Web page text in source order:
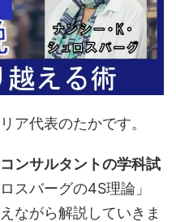
ア代表のたかです。
ンサルタントの学科試
スバーグの4S理論」
ながら解説していきま